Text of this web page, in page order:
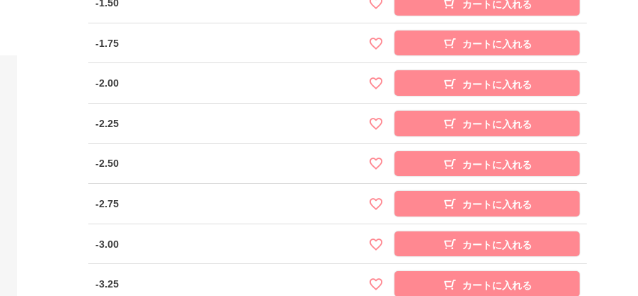
-1.50 カートに入れる
-1.75 カートに入れる
-2.00 カートに入れる
-2.25 カートに入れる
-2.50 カートに入れる
-2.75 カートに入れる
-3.00 カートに入れる
-3.25 カートに入れる